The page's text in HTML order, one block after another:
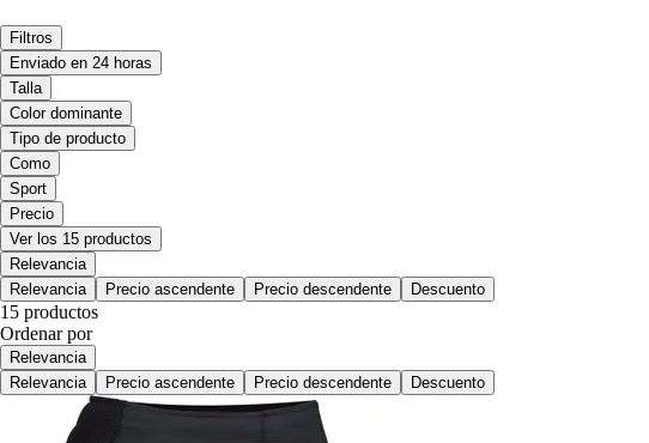
Filtros
Enviado en 24 horas
Talla
Color dominante
Tipo de producto
Como
Sport
Precio
Ver los 15 productos
Relevancia
Relevancia
Precio ascendente Precio descendente Descuento
15 productos
Ordenar por
Relevancia
Relevancia
Precio ascendente Precio descendente Descuento